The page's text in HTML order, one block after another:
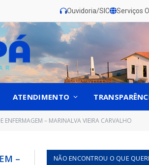
Ouvidoria/SIC Serviços
ATENDIMENTO
– MARINALVA VIEIRA CARVALHO
–
NÃO ENCONTROU O QUE